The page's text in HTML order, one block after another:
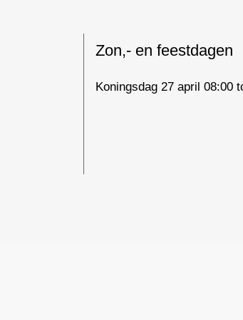
Zon,- en feestdagen
Koningsdag 27 april 08:00